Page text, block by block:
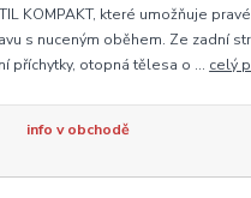
KOMPAKT, které umožňuje
s nuceným oběhem. Ze zadní
příchytky, otopná tělesa o ... celý
info v obchodě